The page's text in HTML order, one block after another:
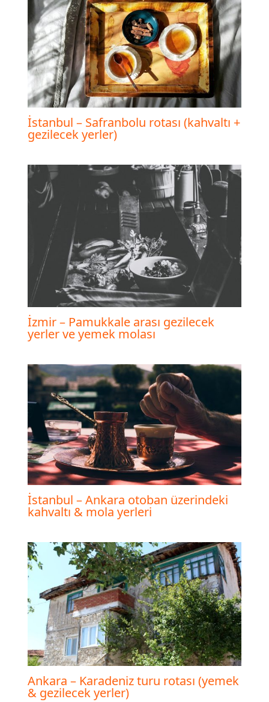
İstanbul – Safranbolu rotası (kahvaltı +
gezilecek yerler)
İzmir – Pamukkale arası gezilecek
yerler ve yemek molası
İstanbul – Ankara otoban üzerindeki
kahvaltı & mola yerleri
Ankara – Karadeniz turu rotası (yemek
& gezilecek yerler)